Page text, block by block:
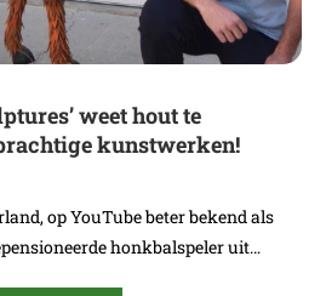
weet hout te
kunstwerken!
op YouTube beter bekend als
honkbalspeler uit…